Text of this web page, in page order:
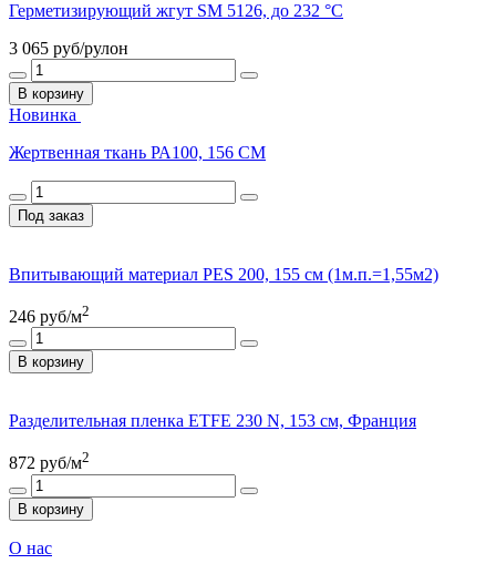
Герметизирующий жгут SM 5126, до 232 °C
3 065 руб/рулон
В корзину
Новинка
Жертвенная ткань РА100, 156 СМ
Под заказ
Впитывающий материал PES 200, 155 см (1м.п.=1,55м2)
246 руб/м2
В корзину
Разделительная пленка ETFE 230 N, 153 см, Франция
872 руб/м2
В корзину
О нас